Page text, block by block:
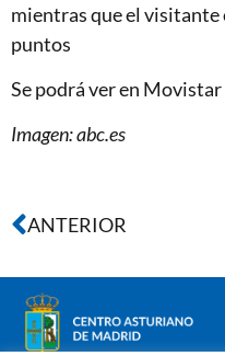
mientras que el visitante
puntos
Se podrá ver en
Imagen: abc.es
ANTERIOR